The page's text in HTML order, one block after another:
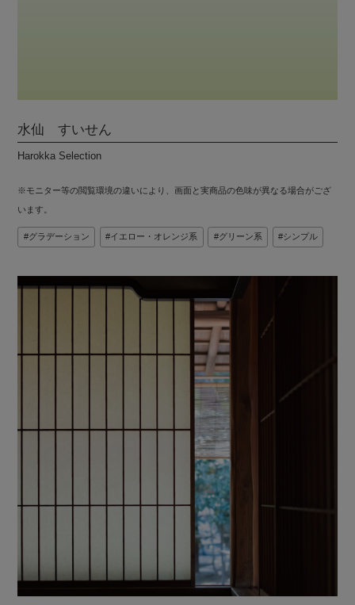
水仙 すいせん
Harokka Selection
※モニター等の閲覧環境の違いにより、画面と実商品の色味が異なる場合がござ
います。
グラデーション イエロー・オレンジ系 グリーン系 シンプル